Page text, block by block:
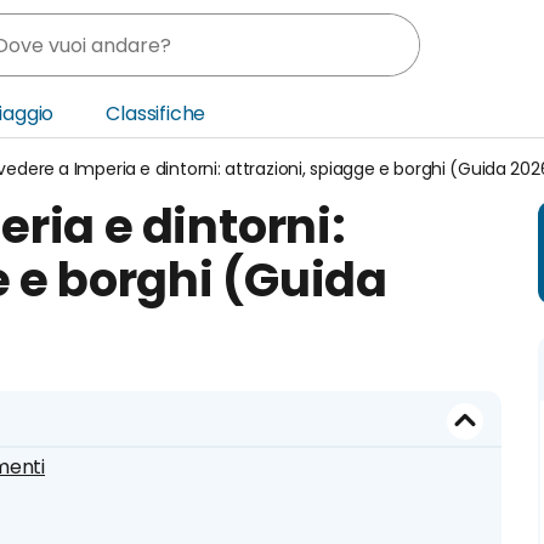
Centrale
Oriente
Classifiche
a Imperia e dintorni: attrazioni, spiagge e borghi (Guida
e dintorni:
borghi (Guida